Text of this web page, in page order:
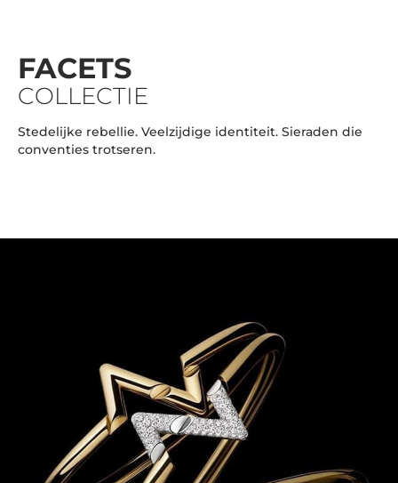
FACETS
COLLECTIE
Stedelijke rebellie. Veelzijdige identiteit. Sieraden die
conventies trotseren.